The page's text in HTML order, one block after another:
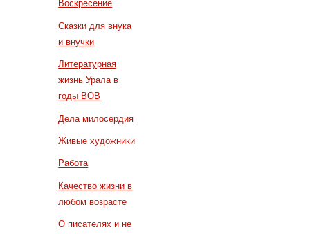
Воскресение
Сказки для внука
и внучки
Литературная
жизнь Урала в
годы ВОВ
Дела милосердия
Живые художники
Работа
Качество жизни в
любом возрасте
О писателях и не